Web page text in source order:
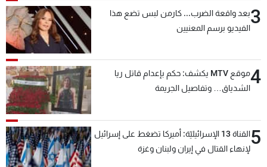
3بعد واقعة الضرب... كارمن لبس تضع هذا
الفيديو برسم المعنيين
4
موقع MTV يكشف: حكم بإعدام قاتل ريا
الشدياق… وتفاصيل الجريمة
5
القناة 13 الإسرائيليّة: أميركا تضغط على إسرائيل
لإنهاء القتال في إيران ولبنان وغزة